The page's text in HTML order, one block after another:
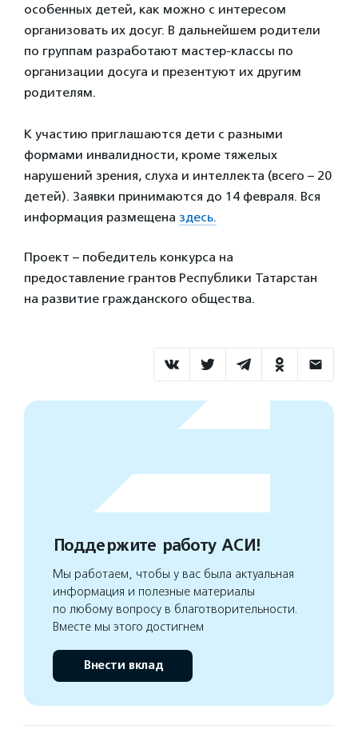
особенных детей, как можно с интересом
организовать их досуг. В дальнейшем родители
по группам разработают мастер-классы по
организации досуга и презентуют их другим
родителям.
К участию приглашаются дети с разными
формами инвалидности, кроме тяжелых
нарушений зрения, слуха и интеллекта (всего – 20
детей). Заявки принимаются до 14 февраля. Вся
информация размещена здесь.
Проект – победитель конкурса на
предоставление грантов Республики Татарстан
на развитие гражданского общества.
Поддержите работу АСИ!
Мы работаем, чтобы у вас была актуальная
информация и полезные материалы
по любому вопросу в благотворительности.
Вместе мы этого достигнем
Внести вклад